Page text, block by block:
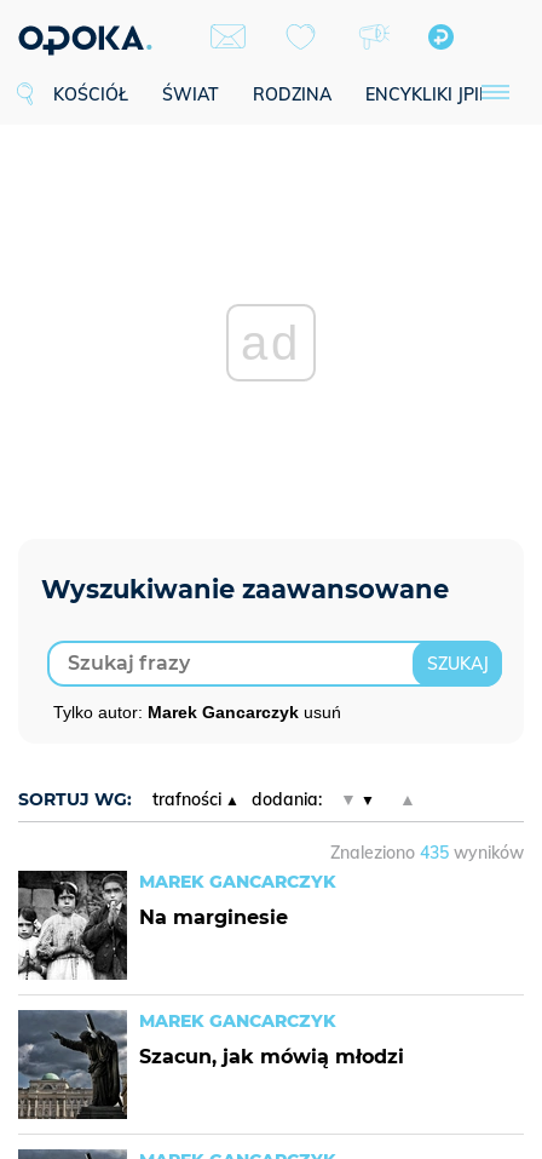
KOŚCIÓŁ ŚWIAT RODZINA ENCYKLIKI JPII
ad
Tylko autor: Marek Gancarczyk usuń
SORTUJ WG: trafności dodania: ▼ ▲
Znaleziono 435 wyników
MAREK GANCARCZYK
Na marginesie
MAREK GANCARCZYK
Szacun, jak mówią młodzi